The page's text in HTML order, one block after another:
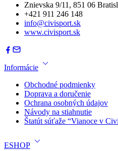
Znievska 9/11, 851 06
+421 911 246 148
info@civisport.sk
www.civisport.sk
Informácie
Obchodné podmienky
Doprava a doručenie
Ochrana osobných údajov
Návody na stiahnutie
Štatút súťaže “Vianoce v
ESHOP